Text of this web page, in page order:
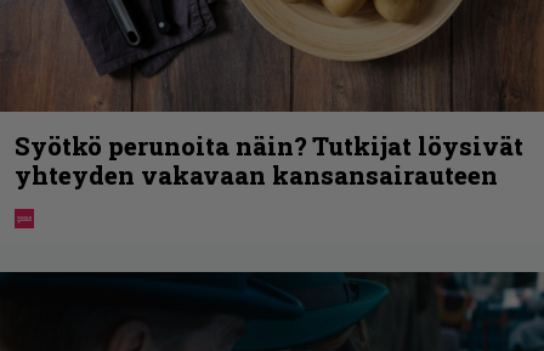
Syötkö perunoita näin? Tutkijat löysivät
yhteyden vakavaan kansansairauteen